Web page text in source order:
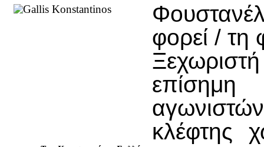
φορεί / τη
κλέφτης